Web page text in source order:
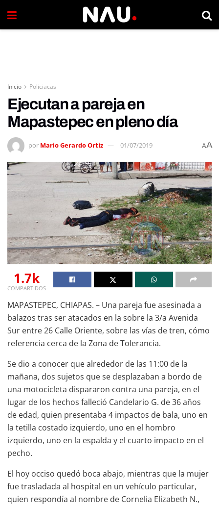
Inicio Policiacas
Ejecutan a pareja en
Mapastepec en pleno día
por Mario Gerardo Ortiz 01/07/2019 AA
1.7k
COMPARTIDOS
MAPASTEPEC, CHIAPAS. – Una pareja fue asesinada a
balazos tras ser atacados en la sobre la 3/a Avenida
Sur entre 26 Calle Oriente, sobre las vías de tren, cómo
referencia cerca de la Zona de Tolerancia.
Se dio a conocer que alrededor de las 11:00 de la
mañana, dos sujetos que se desplazaban a bordo de
una motocicleta dispararon contra una pareja, en el
lugar de los hechos falleció Candelario G. de 36 años
de edad, quien presentaba 4 impactos de bala, uno en
la tetilla costado izquierdo, uno en el hombro
izquierdo, uno en la espalda y el cuarto impacto en el
pecho.
El hoy occiso quedó boca abajo, mientras que la mujer
fue trasladada al hospital en un vehículo particular,
quien respondía al nombre de Cornelia Elizabeth N.,